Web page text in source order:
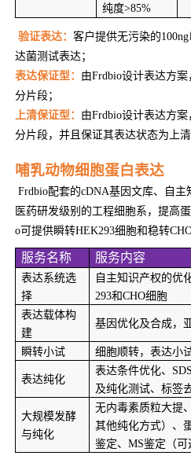
纯度>85%
验证表达： 客户提供无污染的
达菌测试表达；
表达保证型： 由Frdbio设计表达方
分片段；
上清保证型： 由Frdbio设计表达方
分片段，并且保证其表达状态为上清
哺乳动物细胞蛋白表达
Frdbio配套的cDNA基因文库、自主
医药研发级别的工程细胞系，提高
o可提供瞬转HEK293细胞和稳转
服务名称 服务内容
表达系统选
择
自主知识产权的优
293和CHO细胞
表达载体构
建
基因优化及合成，
瞬转小试 细胞顺转，表达小
表达纯化
表达条件优化、
及纯化测试、标签
大规模发酵
与纯化
无内毒素质粒大提
其他纯化方式）、
鉴定、MS鉴定（可